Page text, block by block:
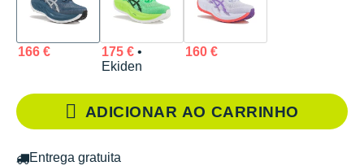
166 € 175 €•
Ekiden
160 €
ADICIONAR AO CARRINHO
Entrega gratuita